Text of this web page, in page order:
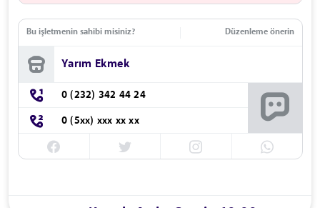
Bu işletmenin sahibi misiniz? Düzenleme önerin
Yarım Ekmek
0 (232) 342 44 24
0 (5xx) xxx xx xx